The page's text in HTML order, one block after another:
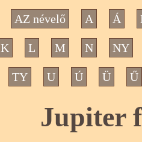
AZ névelő A Á
K L M N NY
TY U Ú Ü Ű
Jupiter